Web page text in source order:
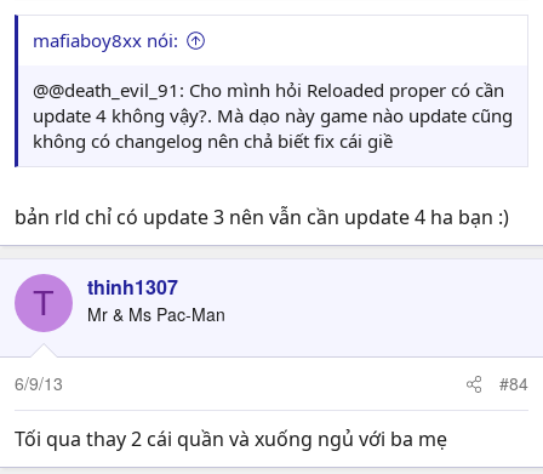
mafiaboy8xx nói:
@@death_evil_91: Cho mình hỏi Reloaded proper có cần
update 4 không vậy?. Mà dạo này game nào update cũng
không có changelog nên chả biết fix cái giề
bản rld chỉ có update 3 nên vẫn cần update 4 ha bạn :)
T thinh1307
Mr & Ms Pac-Man
6/9/13 #84
Tối qua thay 2 cái quần và xuống ngủ với ba mẹ